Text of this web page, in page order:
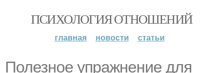
ПСИХОЛОГИЯ ОТНОШЕНИЙ
главная новости статьи
Полезное упражнение для